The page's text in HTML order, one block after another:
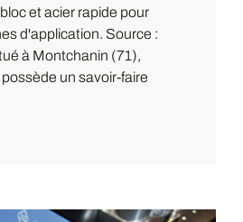
et acier rapide pour
d'application. Source :
à Montchanin (71),
un savoir-faire